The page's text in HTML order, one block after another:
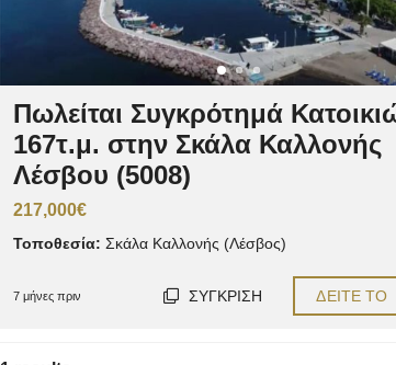
Πωλείται Συγκρότημά
167τ.μ. στην Σκάλα Καλλονής
Λέσβου (5008)
217,000€
Τοποθεσία: Σκάλα Καλλονής (Λέσβος)
7 μήνες πριν ΣΎΓΚΡΙΣΗ ΔΕΊΤΕ ΤΟ